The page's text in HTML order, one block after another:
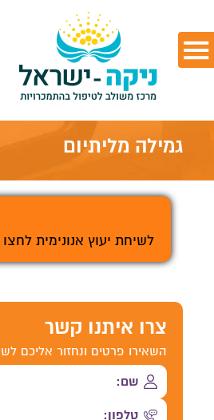
גמילה מליתיום
לשיחת יעוץ אנונימית לחצו
צרו איתנו קשר
השאירו פרטים ונחזור אליכם